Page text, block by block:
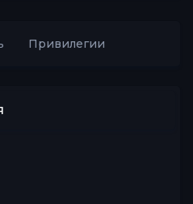
Привилегии